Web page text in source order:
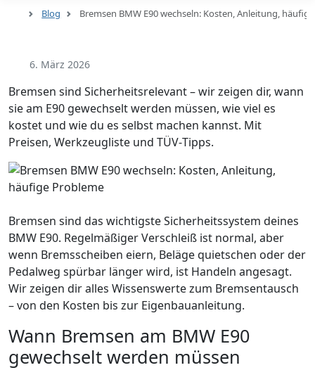
Blog Bremsen BMW E90 wechseln: Kosten, Anleitung,
6. März 2026
Bremsen sind Sicherheitsrelevant – wir zeigen dir, wann
sie am E90 gewechselt werden müssen, wie viel es
kostet und wie du es selbst machen kannst. Mit
Preisen, Werkzeugliste und TÜV‑Tipps.
Bremsen sind das wichtigste Sicherheitssystem deines
BMW E90. Regelmäßiger Verschleiß ist normal, aber
wenn Bremsscheiben eiern, Beläge quietschen oder der
Pedalweg spürbar länger wird, ist Handeln angesagt.
Wir zeigen dir alles Wissenswerte zum Bremsentausch
– von den Kosten bis zur Eigenbauanleitung.
Wann Bremsen am BMW E90
gewechselt werden müssen